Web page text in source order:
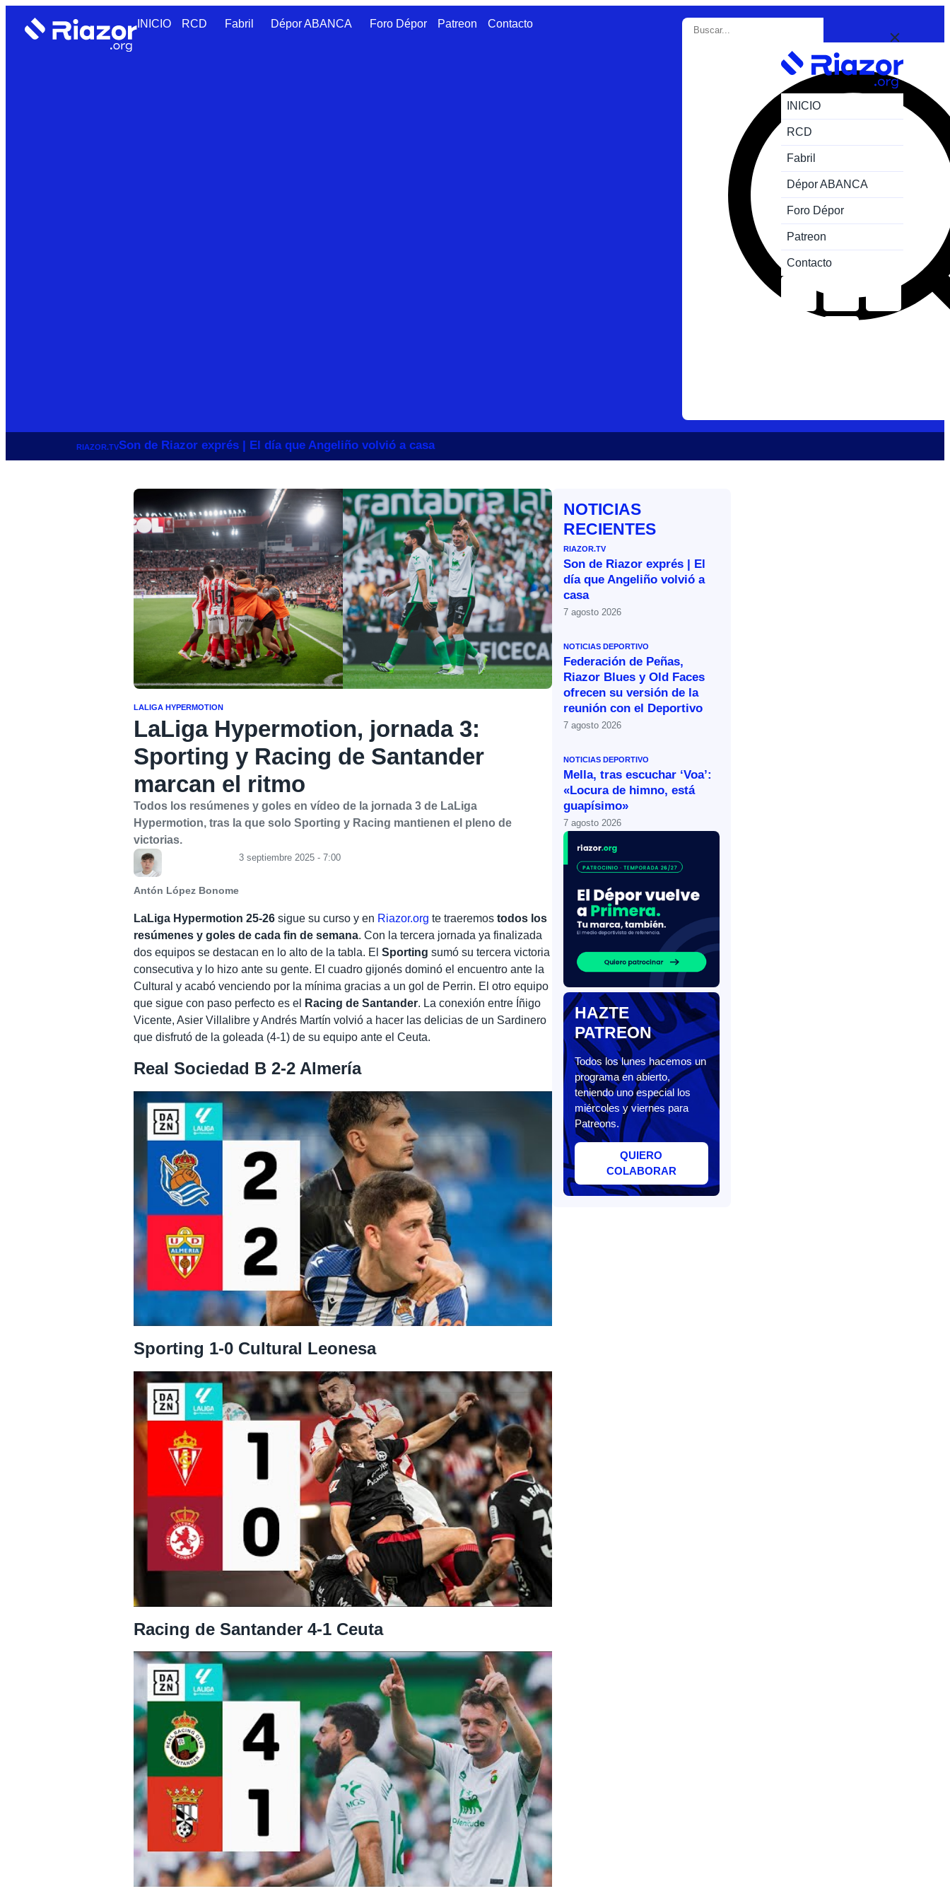
INICIO RCD Fabril Dépor ABANCA Foro Dépor Patreon Contacto
INICIO
RCD
Fabril
Dépor ABANCA
Foro Dépor
Patreon
Contacto
RIAZOR.TVSon de Riazor exprés | El día que Angeliño volvió a casa
LALIGA HYPERMOTION
LaLiga Hypermotion, jornada 3:
Sporting y Racing de Santander
marcan el ritmo
Todos los resúmenes y goles en vídeo de la jornada 3 de LaLiga
Hypermotion, tras la que solo Sporting y Racing mantienen el pleno de
victorias.
Antón López Bonome
3 septiembre 2025 - 7:00
LaLiga Hypermotion 25-26 sigue su curso y en Riazor.org te traeremostodos los
resúmenes y goles de cada fin de semana. Con la tercera jornada ya finalizada
dos equipos se destacan en lo alto de la tabla. ElSporting sumó su tercera victoria
consecutiva y lo hizo ante su gente. El cuadro gijonés dominó el encuentro ante la
Cultural y acabó venciendo por la mínima gracias a un gol de Perrin. El otro equipo
que sigue con paso perfecto es el
Racing de Santander. La conexión entre Íñigo
Vicente, Asier Villalibre y Andrés Martín volvió a hacer las delicias de un Sardinero
que disfrutó de la goleada (4-1) de su equipo ante el Ceuta.
Real Sociedad B 2-2 Almería
Sporting 1-0 Cultural Leonesa
Racing de Santander 4-1 Ceuta
NOTICIAS
RECIENTES
RIAZOR.TV
Son de Riazor exprés | El
día que Angeliño volvió a
casa
7 agosto 2026
NOTICIAS DEPORTIVO
Federación de Peñas,
Riazor Blues y Old Faces
ofrecen su versión de la
reunión con el Deportivo
7 agosto 2026
NOTICIAS DEPORTIVO
Mella, tras escuchar ‘Voa’:
«Locura de himno, está
guapísimo»
7 agosto 2026
HAZTE
PATREON
Todos los lunes hacemos un
programa en abierto,
teniendo uno especial los
miércoles y viernes para
Patreons.
QUIERO
COLABORAR